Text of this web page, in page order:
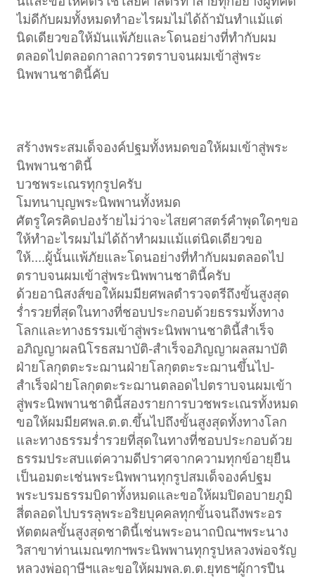
ไม่ดีกับผมทั้งหมดทำอะไรผมไม่ได้ถ้ามันทำแม้แต่
นิดเดียวขอให้มันแพ้ภัยและโดนอย่างที่ทำกับผม
ตลอดไปตลอดกาลถาวรตราบจนผมเข้าสู่พระ
นิพพานชาตินี้คับ
สร้างพระสมเด็จองค์ปฐมทั้งหมดขอให้ผมเข้าสู่พระ
นิพพานชาตินี้
บวชพระเณรทุกรูปครับ
โมทนาบุญพระนิพพานทั้งหมด
ศัตรูใครคิดปองร้ายไม่ว่าจะไสยศาสตร์คำพุดใดๆขอ
ให้ทำอะไรผมไม่ได้ถ้าทำผมแม้แต่นิดเดียวขอ
ให้....ผู้นั้นแพ้ภัยและโดนอย่างที่ทำกับผมตลอดไป
ตราบจนผมเข้าสู่พระนิพพานชาตินี้ครับ
ด้วยอานิสงส์ขอให้ผมมียศพลตำรวจตรีถึงขั้นสูงสุด
ร่ำรวยที่สุดในทางที่ชอบประกอบด้วยธรรมทั้งทาง
โลกและทางธรรมเข้าสู่พระนิพพานชาตินี้สำเร็จ
อภิญญาผลนิโรธสมาบัติ-สำเร็จอภิญญาผลสมาบัติ
ฝ่ายโลกุตตะระฌานฝ่ายโลกุตตะระฌานขึ้นไป-
สำเร็จฝ่ายโลกุตตะระฌานตลอดไปตราบจนผมเข้า
สู่พระนิพพานชาตินี้สองรายการบวชพระเณรทั้งหมด
ขอให้ผมมียศพล.ต.ต.ขึ้นไปถึงขั้นสูงสุดทั้งทางโลก
และทางธรรมร่ำรวยที่สุดในทางที่ชอบประกอบด้วย
ธรรมประสบแต่ความดีปราศจากความทุกข์อายุยืน
เป็นอมตะเช่นพระนิพพานทุกรูปสมเด็จองค์ปฐม
พระบรมธรรมบิดาทั้งหมดและขอให้ผมปิดอบายภูมิ
สี่ตลอดไปบรรลุพระอริยบุคคลทุกขั้นจนถึงพระอร
หัตตผลขั้นสูงสุดชาตินี้เช่นพระอนาถบิณฯพระนาง
วิสาขาท่านเมณฑกฯพระนิพพานทุกรูปหลวงพ่อจรัญ
หลวงพ่อฤาษีฯและขอให้ผมพล.ต.ต.ยุทธฯผู้การปืน